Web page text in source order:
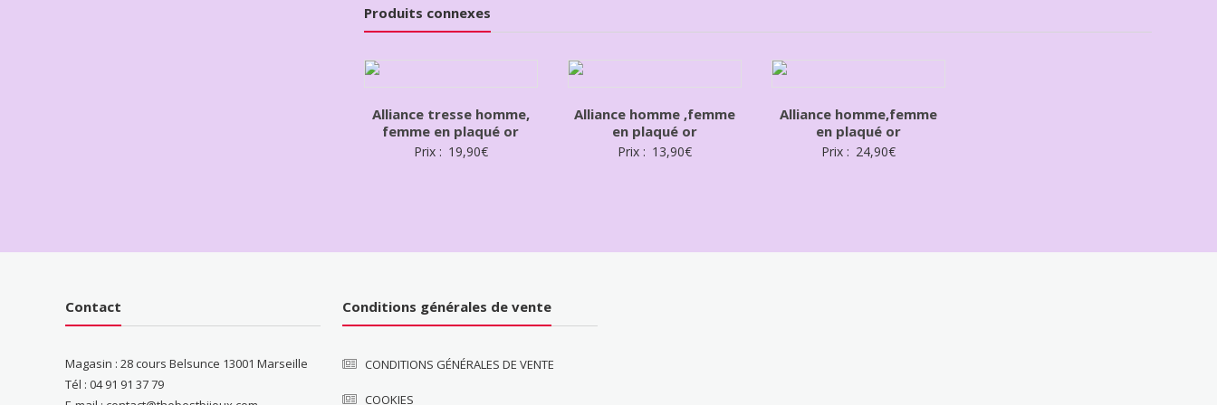
Produits connexes
Alliance tresse homme,
femme en plaqué or
Prix : 19,90€
Alliance homme ,femme
en plaqué or
Prix : 13,90€
Alliance homme,femme
en plaqué or
Prix : 24,90€
Contact
Magasin : 28 cours Belsunce 13001 Marseille
Tél : 04 91 91 37 79
Conditions générales de vente
CONDITIONS GÉNÉRALES DE VENTE
COOKIES